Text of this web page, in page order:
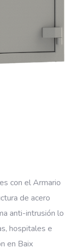
con el Armario
de acero
anti-intrusión lo
hospitales e
en Baix